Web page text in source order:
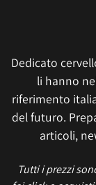
Dedicato
li hanno
riferimento
del futuro.
articoli,
Tutti i prezzi